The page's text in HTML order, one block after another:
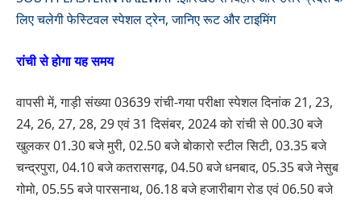
लिए चलेगी फेस्टिवल स्पेशल ट्रेन, जानिए रूट और टाइमिंग
रांची से होगा यह समय
वापसी में, गाड़ी संख्या 03639 रांची-गया परीक्षा स्पेशल दिनांक 21, 23,
24, 26, 27, 28, 29 एवं 31 दिसंबर, 2024 को रांची से 00.30 बजे
खुलकर 01.30 बजे मुरी, 02.50 बजे बोकारो स्टील सिटी, 03.35 बजे
चन्द्रपुरा, 04.10 बजे कतरासगढ़, 04.50 बजे धनबाद, 05.35 बजे नेसुब
गोमो, 05.55 बजे पारसनाथ, 06.18 बजे हजारीबाग रोड एवं 06.50 बजे